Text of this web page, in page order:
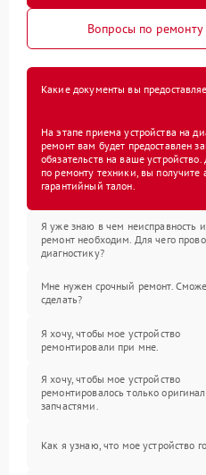
Вопросы по
Какие документы вы
На этапе приема устройства на
ремонт вам будет предоставлен
обязательств на ваше
по ремонту техники, вы получите
гарантийный талон.
Я уже знаю в чем неисправность
ремонт необходим. Для чего
диагностику?
Мне нужен срочный ремонт.
сделать?
Я хочу, чтобы мое устройство
ремонтировали при мне.
Я хочу, чтобы мое устройство
ремонтировалось только
запчастями.
Как я узнаю, что мое устройство